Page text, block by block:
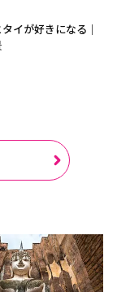
イが好きになる｜